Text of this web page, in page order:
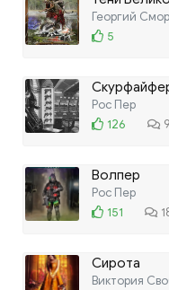
Георгий
5
Рос Пер
126
9
Волпер
Рос Пер
151
Сирота
Виктория